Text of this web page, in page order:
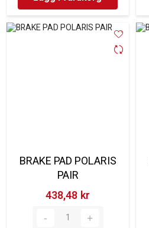
BRAKE PAD POLARIS
PAIR
438,48 kr‎